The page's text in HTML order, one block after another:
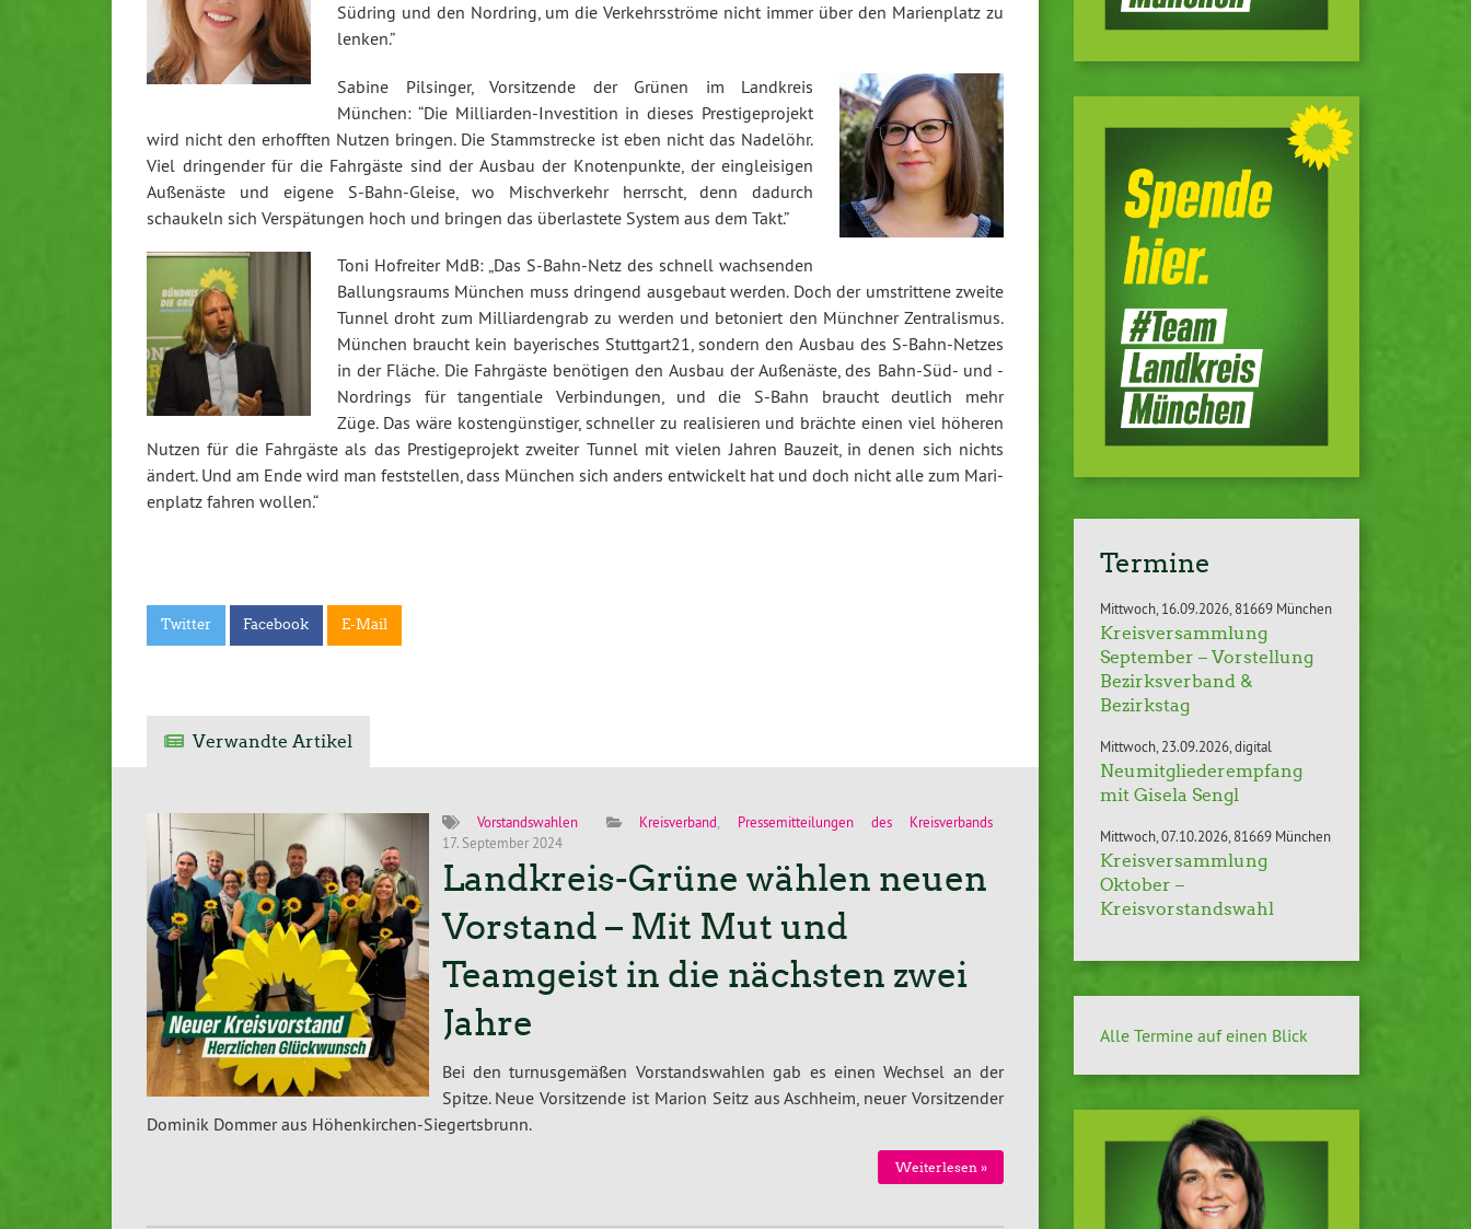
Südring und den Nordring, um die Ver­kehrs­strö­me nicht immer über den Ma­ri­en­platz zu
lenken.”
Sabine Pilsinger, Vor­sit­zen­de der Grünen im Landkreis
München: “Die Mil­li­ar­den-In­ves­ti­ti­on in dieses Pres­ti­ge­pro­jekt
wird nicht den erhofften Nutzen bringen. Die Stamm­stre­cke ist eben nicht das Nadelöhr.
Viel drin­gen­der für die Fahrgäste sind der Ausbau der Kno­ten­punk­te, der ein­glei­si­gen
Außenäste und eigene S-Bahn-Glei­se, wo Misch­ver­kehr herrscht, denn dadurch
schaukeln sich Ver­spä­tun­gen hoch und bringen das über­las­te­te System aus dem Takt.”
Toni Hofreiter MdB: „Das S-Bahn-Netz des schnell wach­sen­den
Bal­lungs­raums München muss dringend ausgebaut werden. Doch der um­strit­te­ne zweite
Tunnel droht zum Mil­li­ar­den­grab zu werden und betoniert den Münchner Zen­tra­lis­mus.
München braucht kein baye­ri­sches Stutt­gar­t21, sondern den Ausbau des S-Bahn-Net­zes
in der Fläche. Die Fahrgäste benötigen den Ausbau der Außenäste, des Bahn-Süd- und -
Nord­rings für tan­gen­tia­le Ver­bin­dun­gen, und die S-Bahn braucht deutlich mehr
Züge. Das wäre kos­ten­güns­ti­ger, schneller zu rea­li­sie­ren und brächte einen viel höheren
Nutzen für die Fahrgäste als das Pres­ti­ge­pro­jekt zweiter Tunnel mit vielen Jahren Bauzeit, in denen sich nichts
ändert. Und am Ende wird man fest­stel­len, dass München sich anders ent­wi­ckelt hat und doch nicht alle zum Ma­ri­
en­platz fahren wollen.“
Twitter Facebook E-Mail
Verwandte Artikel
Vorstandswahlen Kreisverband
Pressemitteilungen des Kreisverbands
17. September 2024
Landkreis-Grüne wählen neuen
Vorstand – Mit Mut und
Teamgeist in die nächsten zwei
Jahre
Bei den tur­nus­ge­mä­ßen Vor­stands­wah­len gab es einen Wechsel an der
Spitze. Neue Vor­sit­zen­de ist Marion Seitz aus Aschheim, neuer Vor­sit­zen­der
Dominik Dommer aus Hö­hen­kir­chen-Sie­gerts­brunn.
Wei­ter­le­sen »
Termine
Mittwoch 16.09.2026 81669 München
Kreisversammlung
September – Vorstellung
Bezirksverband &
Bezirkstag
Mittwoch 23.09.2026 digital
Neumitgliederempfang
mit Gisela Sengl
Mittwoch 07.10.2026 81669 München
Kreisversammlung
Oktober –
Kreisvorstandswahl
Alle Termine auf einen Blick